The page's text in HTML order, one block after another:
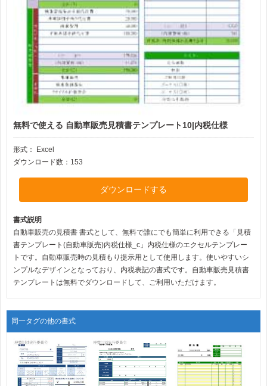
無料で使える 自動車販売見積書テンプレート10|内税仕様
形式：
Excel
ダウンロード数：153
ダウンロードする
書式説明
自動車販売の見積書 書式として、無料で誰にでも簡単に利用できる「見積
書テンプレート(自動車販売)内税仕様_c」内税仕様のエクセルテンプレー
トです。自動車販売時の見積もり提示用として使用します。使いやすいシ
ンプルなデザインとなっており、内税表記の書式です。自動車販売見積書
テンプレートは無料でダウンロードして、ご利用いただけます。
同一タグの他の書式